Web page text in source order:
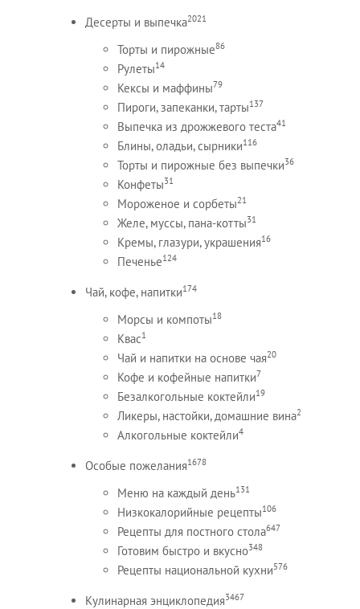
Десерты и выпечка2021
Торты и пирожные86
Рулеты14
Кексы и маффины79
Пироги, запеканки, тарты137
Выпечка из дрожжевого теста41
Блины, оладьи, сырники116
Торты и пирожные без выпечки36
Конфеты31
Мороженое и сорбеты21
Желе, муссы, пана-котты31
Кремы, глазури, украшения16
Печенье124
Чай, кофе, напитки174
Морсы и компоты18
Квас1
Чай и напитки на основе чая20
Кофе и кофейные напитки7
Безалкогольные коктейли19
Ликеры, настойки, домашние вина2
Алкогольные коктейли4
Особые пожелания1678
Меню на каждый день131
Низкокалорийные рецепты106
Рецепты для постного стола647
Готовим быстро и вкусно348
Рецепты национальной кухни576
Кулинарная энциклопедия3467